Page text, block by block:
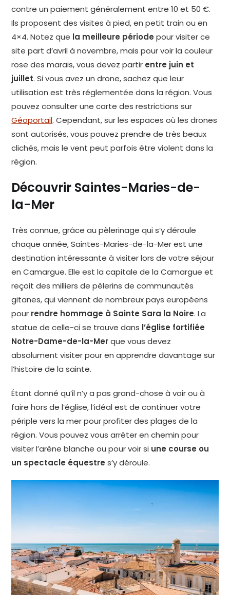
contre un paiement généralement entre 10 et 50 €.
Ils proposent des visites à pied, en petit train ou en
4×4. Notez que la meilleure période pour visiter ce
site part d’avril à novembre, mais pour voir la couleur
rose des marais, vous devez partir entre juin et
juillet. Si vous avez un drone, sachez que leur
utilisation est très réglementée dans la région. Vous
pouvez consulter une carte des restrictions sur
Géoportail. Cependant, sur les espaces où les drones
sont autorisés, vous pouvez prendre de très beaux
clichés, mais le vent peut parfois être violent dans la
région.
Découvrir Saintes-Maries-de-
la-Mer
Très connue, grâce au pèlerinage qui s’y déroule
chaque année, Saintes-Maries-de-la-Mer est une
destination intéressante à visiter lors de votre séjour
en Camargue. Elle est la capitale de la Camargue et
reçoit des milliers de pèlerins de communautés
gitanes, qui viennent de nombreux pays européens
pour rendre hommage à Sainte Sara la Noire. La
statue de celle-ci se trouve dans l’église fortifiée
Notre-Dame-de-la-Merque vous devez
absolument visiter pour en apprendre davantage sur
l’histoire de la sainte.
Étant donné qu’il n’y a pas grand-chose à voir ou à
faire hors de l’église, l’idéal est de continuer votre
périple vers la mer pour profiter des plages de la
région. Vous pouvez vous arrêter en chemin pour
visiter l’arène blanche ou pour voir si une course ou
un spectacle équestre s’y déroule.